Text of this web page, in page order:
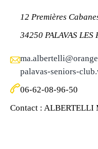
12 Premières
34250 PALAVAS LES
palavas-seniors-
06-62-08-96-50
Contact : ALBERTELLI